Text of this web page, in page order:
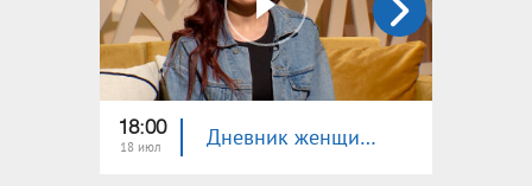
18:00
18 июл Дневник женщины. Диана Торрес. Плохие слова, проклятия